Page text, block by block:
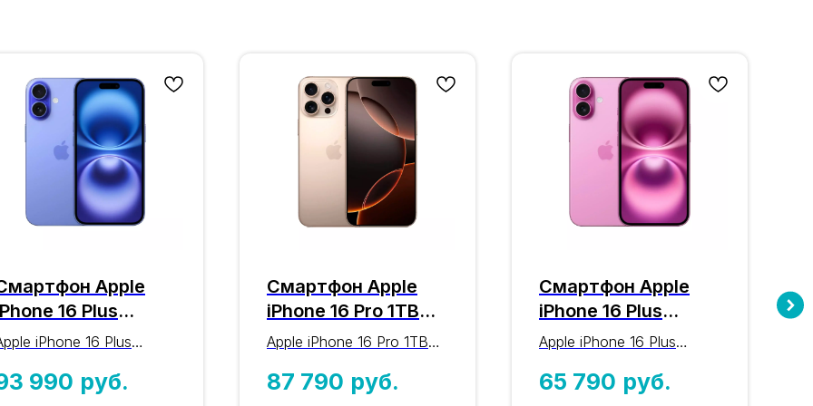
Apple
16 Plus
Ultramarine
SIM + eSIM
iPhone 16 Plus
990 руб.
Смартфон Apple
iPhone 16 Pro 1TB
Desert Titanium
nano-SIM + eSIM
Apple iPhone 16 Pro 1TB
(пустынный титан):
87 790 руб.
Смартфон Apple
iPhone 16 Plus
128GB Pink
+ eSIM
Apple iPhone 16 Plus
оригинальный iPhone 16-й
65 790 руб.